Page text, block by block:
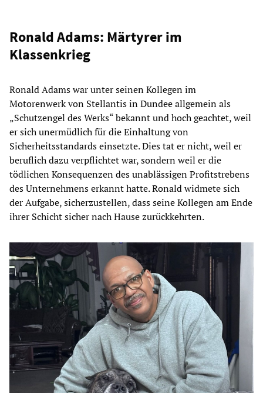
Ronald Adams: Märtyrer im
Klassenkrieg
Ronald Adams war unter seinen Kollegen im
Motorenwerk von Stellantis in Dundee allgemein als
„Schutzengel des Werks“ bekannt und hoch geachtet, weil
er sich unermüdlich für die Einhaltung von
Sicherheitsstandards einsetzte. Dies tat er nicht, weil er
beruflich dazu verpflichtet war, sondern weil er die
tödlichen Konsequenzen des unablässigen Profitstrebens
des Unternehmens erkannt hatte. Ronald widmete sich
der Aufgabe, sicherzustellen, dass seine Kollegen am Ende
ihrer Schicht sicher nach Hause zurückkehrten.